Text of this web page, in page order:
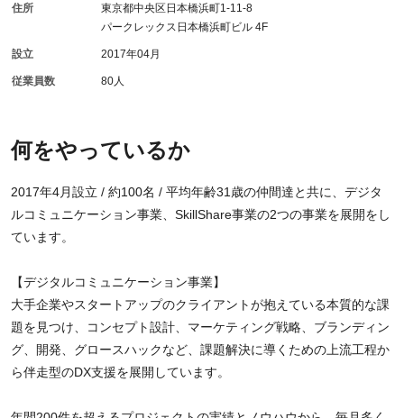
何をやっているか
2017年4月設立 / 約100名 / 平均年齢31歳の仲間達と共に、デジタ
ルコミュニケーション事業、SkillShare事業の2つの事業を展開をし
ています。
【デジタルコミュニケーション事業】
大手企業やスタートアップのクライアントが抱えている本質的な課
題を見つけ、コンセプト設計、マーケティング戦略、ブランディン
グ、開発、グロースハックなど、課題解決に導くための上流工程か
ら伴走型のDX支援を展開しています。
住所
東京都中央区日本橋浜町1-11-8
パークレックス日本橋浜町ビル 4F
設立 2017年04月
従業員数 80人